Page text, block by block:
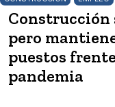
Construcción
pero
puestos
pandemia